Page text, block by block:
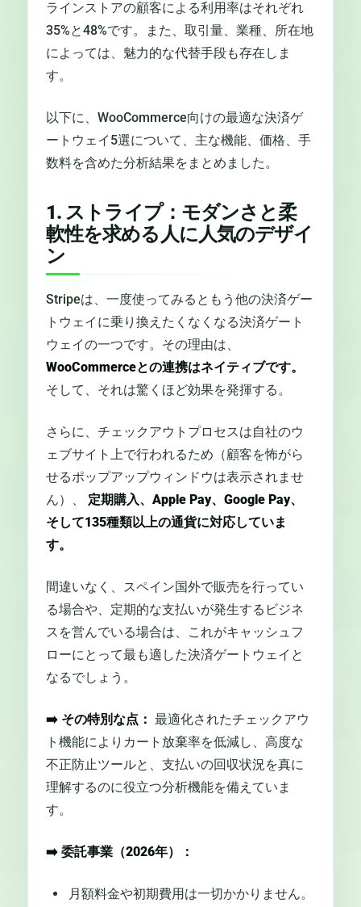
ラインストアの顧客による利用率はそれぞれ
35%と48%です。また、取引量、業種、所在地
によっては、魅力的な代替手段も存在しま
す。
以下に、WooCommerce向けの最適な決済ゲ
ートウェイ5選について、主な機能、価格、手
数料を含めた分析結果をまとめました。
1. ストライプ：モダンさと柔
軟性を求める人に人気のデザイ
ン
Stripeは、一度使ってみるともう他の決済ゲー
トウェイに乗り換えたくなくなる決済ゲート
ウェイの一つです。その理由は、
WooCommerceとの連携はネイティブです。
そして、それは驚くほど効果を発揮する。
さらに、チェックアウトプロセスは自社のウ
ェブサイト上で行われるため（顧客を怖がら
せるポップアップウィンドウは表示されませ
ん）、 定期購入、Apple Pay、Google Pay、
そして135種類以上の通貨に対応していま
す。
間違いなく、スペイン国外で販売を行ってい
る場合や、定期的な支払いが発生するビジネ
スを営んでいる場合は、これがキャッシュフ
ローにとって最も適した決済ゲートウェイと
なるでしょう。
➡️ その特別な点： 最適化されたチェックアウ
ト機能によりカート放棄率を低減し、高度な
不正防止ツールと、支払いの回収状況を真に
理解するのに役立つ分析機能を備えていま
す。
➡️ 委託事業（2026年）：
月額料金や初期費用は一切かかりません。